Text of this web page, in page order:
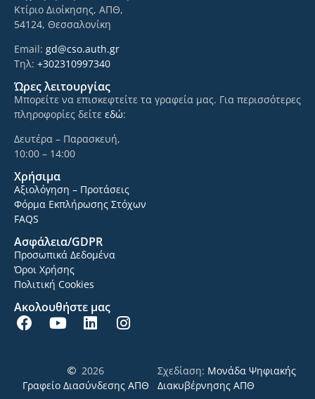
Κτίριο Διοίκησης, ΑΠΘ,
54124, Θεσσαλονίκη
Email: gd@cso.auth.gr
Τηλ: +302310997340
Ώρες λειτουργίας
Μπορείτε να επισκεφτείτε τα γραφεία μας. Για περισσότερες
πληροφορίες δείτε εδώ:
Δευτέρα – Παρασκευή,
10:00 – 14:00
Χρήσιμα
Αξιολόγηση – Προτάσεις
Φόρμα Εκπλήρωσης Στόχων
FAQS
Ασφάλεια/GDPR
Προσωπικά Δεδομένα
Όροι Χρήσης
Πολιτική Cookies
Ακολουθήστε μας
2026
Γραφείο Διασύνδεσης ΑΠΘ
Σχεδίαση: Μονάδα Ψηφιακής
Διακυβέρνησης ΑΠΘ